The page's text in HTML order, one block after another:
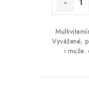
Vyvážené,
i muže: